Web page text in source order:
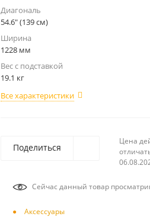
Диагональ
54.6" (139 см)
Ширина
1228 мм
Вес с подставкой
19.1 кг
Все характеристики
Поделиться
Цена
Сейчас данный товар
Аксесcуары